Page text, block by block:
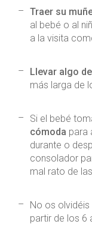
Traer su
al bebé o al
a la visita
Llevar algo
más larga de
Si el bebé
cómoda para
durante o
consolador
mal rato de
No os
partir de los 6